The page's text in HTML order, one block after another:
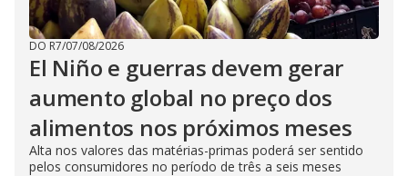
DO R7/07/08/2026
El Niño e guerras devem gerar
aumento global no preço dos
alimentos nos próximos meses
Alta nos valores das matérias-primas poderá ser sentido
pelos consumidores no período de três a seis meses